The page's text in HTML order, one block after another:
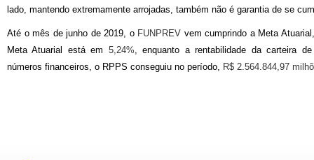
lado, mantendo extremamente arrojadas, também não é garantia de se
Até o mês de junho de 2019, o FUNPREV vem cumprindo a Meta
Meta Atuarial está em 5,24%, enquanto a rentabilidade da carteira
números financeiros, o RPPS conseguiu no período, R$ 2.564.844,97